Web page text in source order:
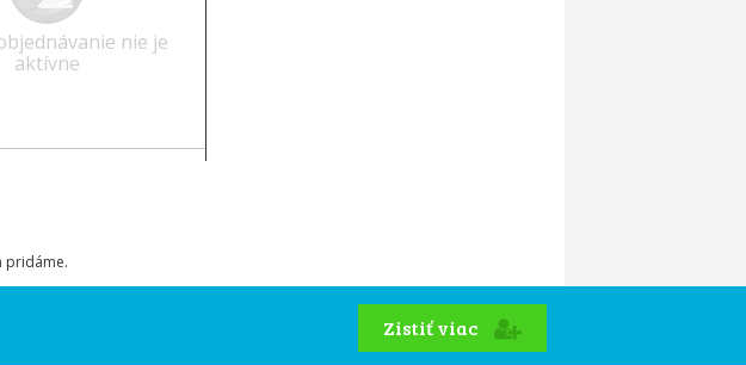
nie je
aktívne
pridáme.
Zistiť viac